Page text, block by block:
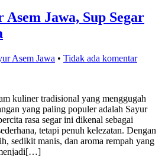
Jawa, Sup Segar
Asem Jawa • Tidak ada komentar
kuliner tradisional yang menggugah
yang paling populer adalah Sayur
rasa segar ini dikenal sebagai
tetapi penuh kelezatan. Dengan
sedikit manis, dan aroma rempah yang